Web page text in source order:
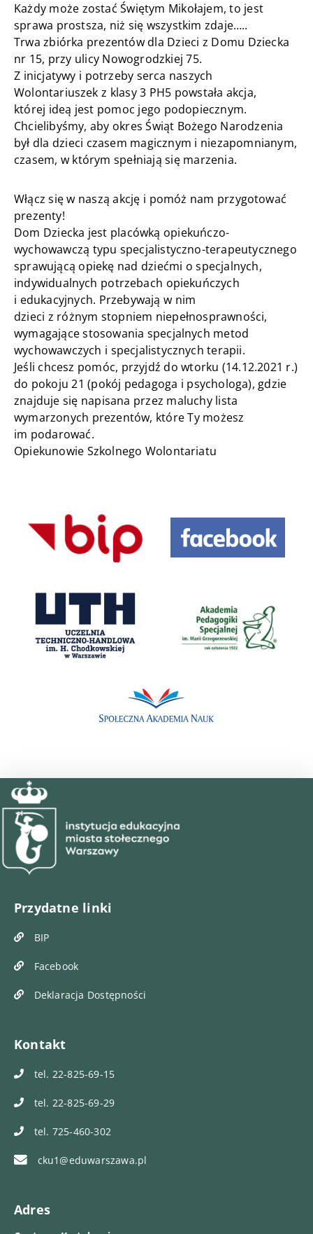
Każdy może zostać Świętym Mikołajem, to jest
sprawa prostsza, niż się wszystkim zdaje…..
Trwa zbiórka prezentów dla Dzieci z Domu Dziecka
nr 15, przy ulicy Nowogrodzkiej 75.
Z inicjatywy i potrzeby serca naszych
Wolontariuszek z klasy 3 PH5 powstała akcja,
której ideą jest pomoc jego podopiecznym.
Chcielibyśmy, aby okres Świąt Bożego Narodzenia
był dla dzieci czasem magicznym i niezapomnianym,
czasem, w którym spełniają się marzenia.
Włącz się w naszą akcję i pomóż nam przygotować
prezenty!
Dom Dziecka jest placówką opiekuńczo-
wychowawczą typu specjalistyczno-terapeutycznego
sprawującą opiekę nad dziećmi o specjalnych,
indywidualnych potrzebach opiekuńczych
i edukacyjnych. Przebywają w nim
dzieci z różnym stopniem niepełnosprawności,
wymagające stosowania specjalnych metod
wychowawczych i specjalistycznych terapii.
Jeśli chcesz pomóc, przyjdź do wtorku (14.12.2021 r.)
do pokoju 21 (pokój pedagoga i psychologa), gdzie
znajduje się napisana przez maluchy lista
wymarzonych prezentów, które Ty możesz
im podarować.
Opiekunowie Szkolnego Wolontariatu
Przydatne linki
BIP
Facebook
Deklaracja Dostępności
Kontakt
tel. 22-825-69-15
tel. 22-825-69-29
tel. 725-460-302
cku1@eduwarszawa.pl
Adres